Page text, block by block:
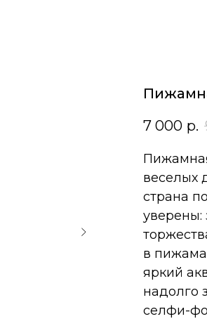
7 000 р.
веселых
страна
уверены:
в
яркий
надолго
селфи-